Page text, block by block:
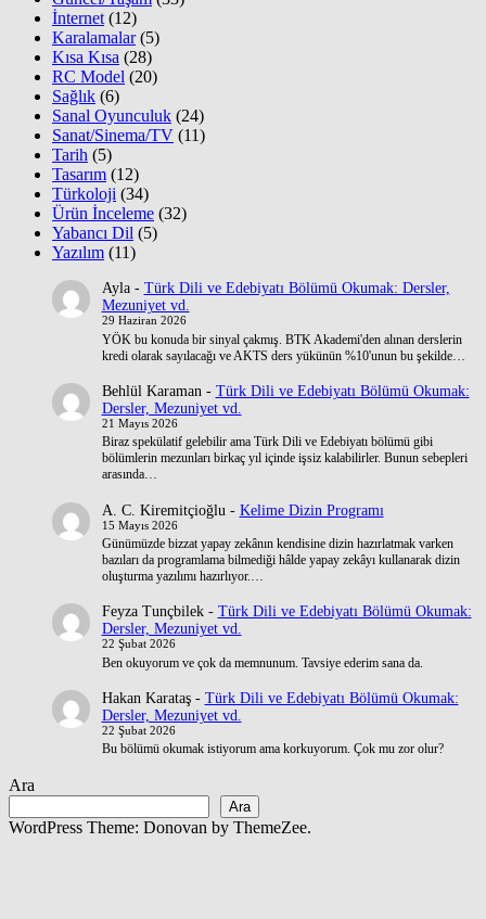
İnternet(12)
Karalamalar(5)
Kısa Kısa (28)
RC Model (20)
Sağlık (6)
Sanal Oyunculuk (24)
Sanat/Sinema/TV (11)
Tarih (5)
Tasarım (12)
Türkoloji (34)
Ürün İnceleme (32)
Yabancı Dil (5)
Yazılım (11)
Ayla- Türk Dili ve Edebiyatı Bölümü Okumak: Dersler,
Mezuniyet vd.
29 Haziran 2026
YÖK bu konuda bir sinyal çakmış. BTK Akademi'den alınan derslerin
kredi olarak sayılacağı ve AKTS ders yükünün %10'unun bu şekilde…
Behlül Karaman- Türk Dili ve Edebiyatı Bölümü Okumak:
Dersler, Mezuniyet vd.
21 Mayıs 2026
Biraz spekülatif gelebilir ama Türk Dili ve Edebiyatı bölümü gibi
bölümlerin mezunları birkaç yıl içinde işsiz kalabilirler. Bunun sebepleri
arasında…
A. C. Kiremitçioğlu - Kelime Dizin Programı
15 Mayıs 2026
Günümüzde bizzat yapay zekânın kendisine dizin hazırlatmak varken
bazıları da programlama bilmediği hâlde yapay zekâyı kullanarak dizin
oluşturma yazılımı hazırlıyor.…
Feyza Tunçbilek- Türk Dili ve Edebiyatı Bölümü Okumak:
Dersler, Mezuniyet vd.
22 Şubat 2026
Ben okuyorum ve çok da memnunum. Tavsiye ederim sana da.
Hakan Karataş- Türk Dili ve Edebiyatı Bölümü Okumak:
Dersler, Mezuniyet vd.
22 Şubat 2026
Bu bölümü okumak istiyorum ama korkuyorum. Çok mu zor olur?
Ara
Ara
WordPress Theme: Donovan by ThemeZee.